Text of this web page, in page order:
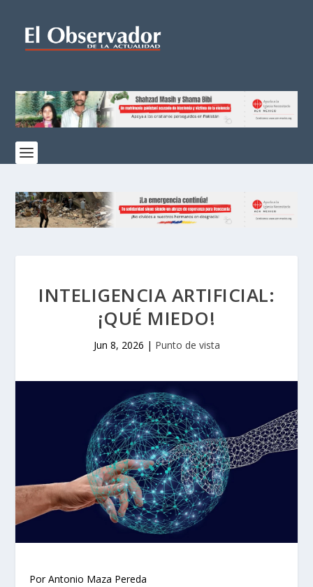
INTELIGENCIA ARTIFICIAL:
¡QUÉ MIEDO!
Jun 8, 2026 | Punto de vista
Por Antonio Maza Pereda